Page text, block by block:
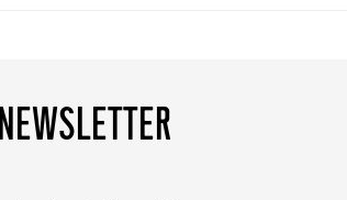
NEWSLETTER